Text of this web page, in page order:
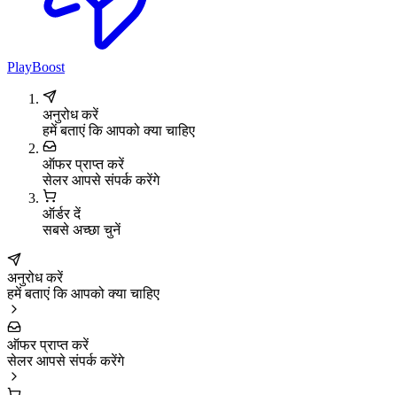
PlayBoost
अनुरोध करें
हमें बताएं कि आपको क्या चाहिए
ऑफर प्राप्त करें
सेलर आपसे संपर्क करेंगे
ऑर्डर दें
सबसे अच्छा चुनें
अनुरोध करें
हमें बताएं कि आपको क्या चाहिए
ऑफर प्राप्त करें
सेलर आपसे संपर्क करेंगे